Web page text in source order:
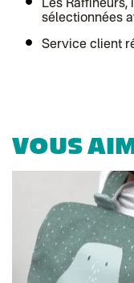
Lettre suivie
Colissimo suivi
Lettre prioritaire
Les
sélectionnées
Service client
VOUS